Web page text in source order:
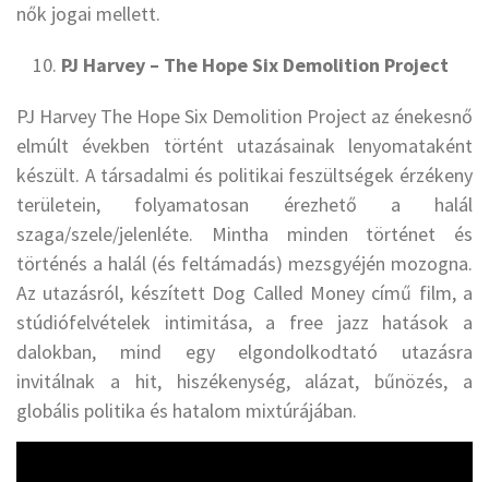
nők jogai mellett.
PJ Harvey – The Hope Six Demolition Project
PJ Harvey The Hope Six Demolition Project az énekesnő
elmúlt években történt utazásainak lenyomataként
készült. A társadalmi és politikai feszültségek érzékeny
területein, folyamatosan érezhető a halál
szaga/szele/jelenléte. Mintha minden történet és
történés a halál (és feltámadás) mezsgyéjén mozogna.
Az utazásról, készített Dog Called Money című film, a
stúdiófelvételek intimitása, a free jazz hatások a
dalokban, mind egy elgondolkodtató utazásra
invitálnak a hit, hiszékenység, alázat, bűnözés, a
globális politika és hatalom mixtúrájában.